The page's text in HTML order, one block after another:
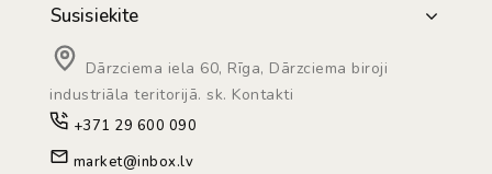
Susisiekite
Dārzciema iela 60, Rīga, Dārzciema biroji
industriāla teritorijā. sk. Kontakti
+371 29 600 090
market@inbox.lv